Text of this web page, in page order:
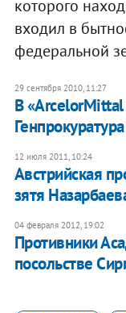
которого
входил в
федеральной
29 сентября 2010, 11:27
В «ArcelorMittal
12 июля 2011, 10:24
Австрийская
зятя
04 февраля 2012, 19:02
Противники
посольстве